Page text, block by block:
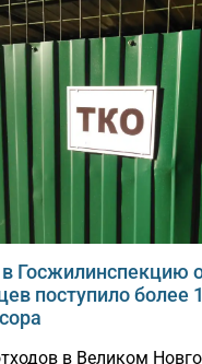
Госжилинспекцию
поступило более
в Великом